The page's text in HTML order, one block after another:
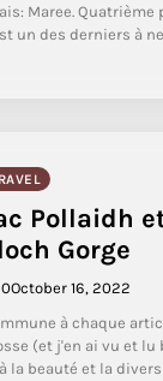
Maree. Quatrième
un des derniers à
Pollaidh
Gorge
October 16, 2022
à chaque
(et j'en ai vu et
la beauté et la